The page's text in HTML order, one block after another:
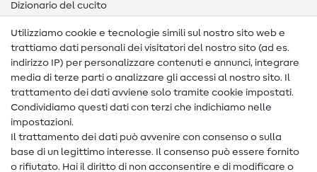
Dizionario del cucito
Nähanleitungen
Assistenza e contatto
Contatto
Informazioni sul nuovo proprietario
FAQ
Diritto di recesso
Utilizziamo cookie e tecnologie simili sul nostro sito web e
trattiamo dati personali dei visitatori del nostro sito (ad es.
indirizzo IP) per personalizzare contenuti e annunci, integrare
media di terze parti o analizzare gli accessi al nostro sito. Il
trattamento dei dati avviene solo tramite cookie impostati.
Condividiamo questi dati con terzi che indichiamo nelle
impostazioni.
Il trattamento dei dati può avvenire con consenso o sulla
base di un legittimo interesse. Il consenso può essere fornito
o rifiutato. Hai il diritto di non acconsentire e di modificare o